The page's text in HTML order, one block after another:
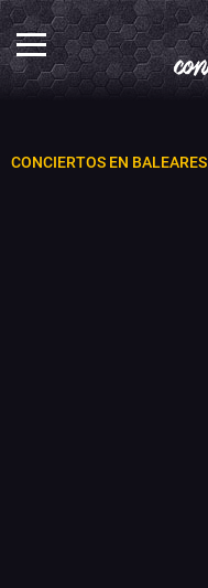
CONCIERTOS EN BALEARES